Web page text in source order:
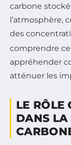
carbone
l’atmosphère,
des
comprendre
appréhender
atténuer les
LE RÔLE
DANS LA